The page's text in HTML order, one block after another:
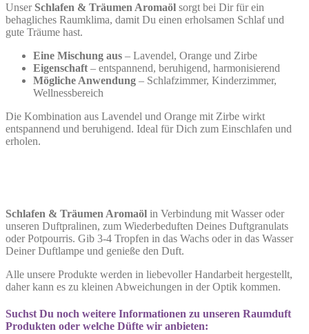
Unser Schlafen & Träumen Aromaöl sorgt bei Dir für ein
behagliches Raumklima, damit Du einen erholsamen Schlaf und
gute Träume hast.
Eine Mischung aus – Lavendel, Orange und Zirbe
Eigenschaft – entspannend, beruhigend, harmonisierend
Mögliche Anwendung – Schlafzimmer, Kinderzimmer,
Wellnessbereich
Die Kombination aus Lavendel und Orange mit Zirbe wirkt
entspannend und beruhigend. Ideal für Dich zum Einschlafen und
erholen.
Schlafen & Träumen Aromaöl in Verbindung mit Wasser oder
unseren Duftpralinen, zum Wiederbeduften Deines Duftgranulats
oder Potpourris. Gib 3-4 Tropfen in das Wachs oder in das Wasser
Deiner Duftlampe und genieße den Duft.
Alle unsere Produkte werden in liebevoller Handarbeit hergestellt,
daher kann es zu kleinen Abweichungen in der Optik kommen.
Suchst Du noch weitere Informationen zu unseren Raumduft
Produkten oder welche Düfte wir anbieten: